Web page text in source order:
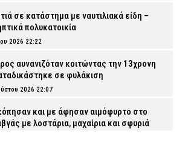
σε κατάστημα με ναυτιλιακά είδη –
πολυκατοικία
2026 22:22
αυνανιζόταν κοιτώντας την 13χρονη
σε φυλάκιση
2026 22:07
και με άφησαν αιμόφυρτο στο
με λοστάρια, μαχαίρια και σφυριά